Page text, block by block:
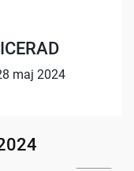
maj 2024